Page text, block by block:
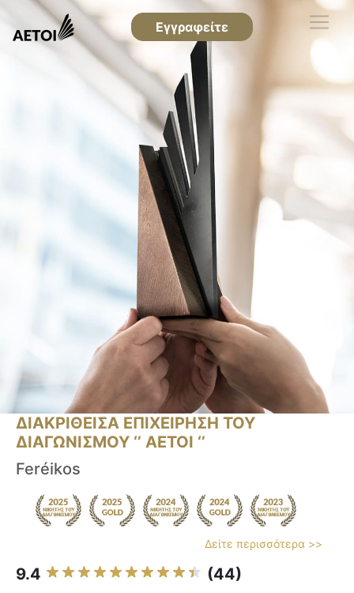
Εγγραφείτε
ΔΙΑΚΡΙΘΕΙΣΑ ΕΠΙΧΕΙΡΗΣΗ ΤΟΥ
ΔΙΑΓΩΝΙΣΜΟΥ ‘’ ΑΕΤΟΙ ‘’
Feréikos
Δείτε περισσότερα >>
9.4 (44)